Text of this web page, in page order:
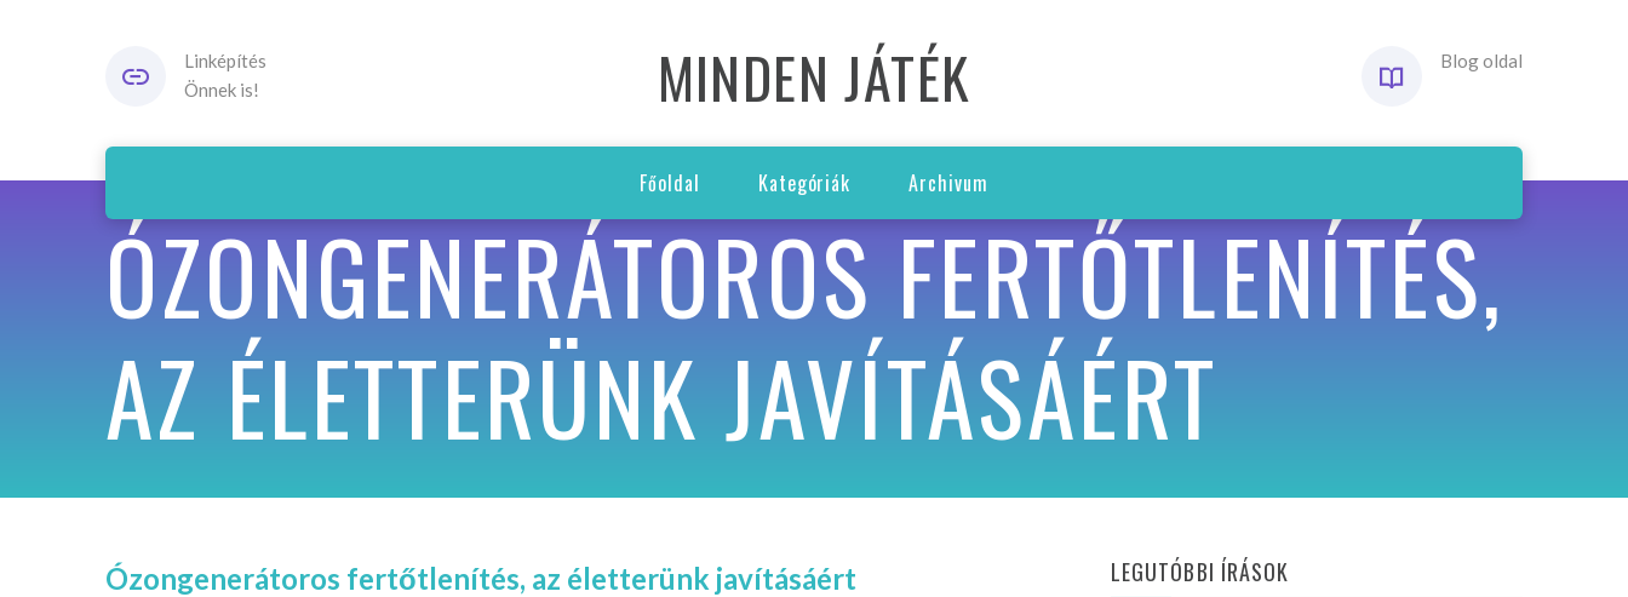
Linképítés
Önnek is!
MINDEN JÁTÉK Blog oldal
Főoldal Kategóriák Archivum
ÓZONGENERÁTOROS FERTŐTLENÍTÉS,
AZ ÉLETTERÜNK JAVÍTÁSÁÉRT
Ózongenerátoros fertőtlenítés, az életterünk javításáért LEGUTÓBBI ÍRÁSOK